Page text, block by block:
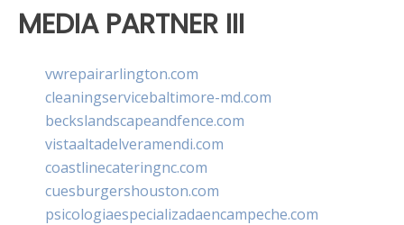
MEDIA PARTNER III
vwrepairarlington.com
cleaningservicebaltimore-md.com
beckslandscapeandfence.com
vistaaltadelveramendi.com
coastlinecateringnc.com
cuesburgershouston.com
psicologiaespecializadaencampeche.com